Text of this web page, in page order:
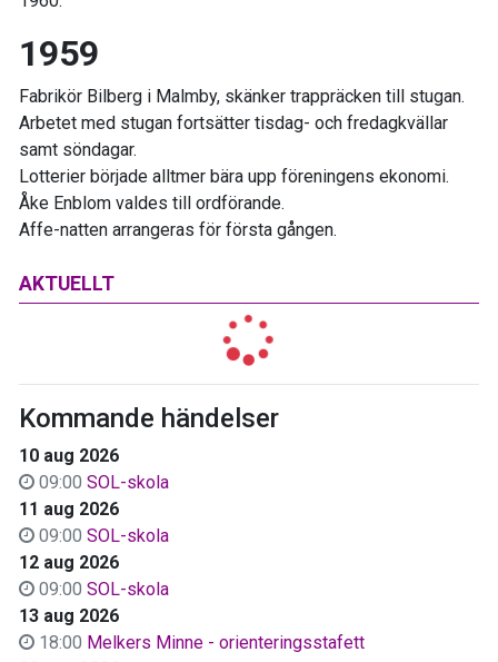
AKTUELLT
Kommande händelser
10 aug 2026
09:00 SOL-skola
11 aug 2026
09:00 SOL-skola
12 aug 2026
09:00 SOL-skola
13 aug 2026
18:00 Melkers Minne - orienteringsstafett
1959
Fabrikör Bilberg i Malmby, skänker trappräcken till stugan.
Arbetet med stugan fortsätter tisdag- och fredagkvällar
samt söndagar.
Lotterier började alltmer bära upp föreningens ekonomi.
Åke Enblom valdes till ordförande.
Affe-natten arrangeras för första gången.